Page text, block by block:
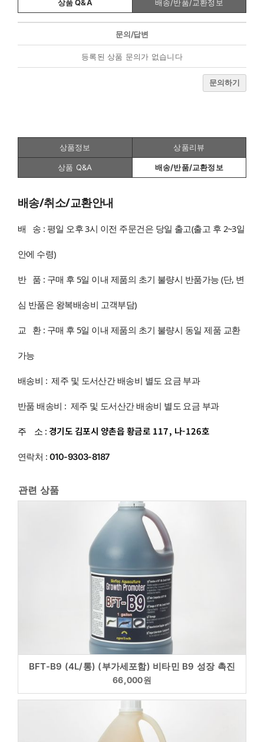
상품 Q&A 배송/반품/교환정보
문의/답변
등록된 상품 문의가 없습니다
문의하기
상품정보 상품리뷰
상품 Q&A 배송/반품/교환정보
배송/취소/교환안내
배 송 : 평일 오후 3시 이전 주문건은 당일 출고(출고 후 2~3일
안에 수령)
반 품 : 구매 후 5일 이내 제품의 초기 불량시 반품가능 (단, 변
심 반품은 왕복배송비 고객부담)
교 환 : 구매 후 5일 이내 제품의 초기 불량시 동일 제품 교환
가능
배송비 : 제주 및 도서산간 배송비 별도 요금 부과
반품 배송비 : 제주 및 도서산간 배송비 별도 요금 부과
주 소 : 경기도 김포시 양촌읍 황금로 117, 나-126호
연락처 : 010-9303-8187
관련 상품
BFT-B9 (4L/통) (부가세포함) 비타민 B9 성장 촉진
66,000원